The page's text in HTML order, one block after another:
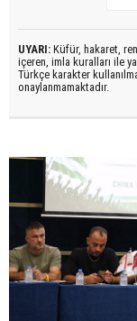
UYARI: Küfür, hakaret,
içeren, imla kuralları ile
Türkçe karakter
onaylanmamaktadır.